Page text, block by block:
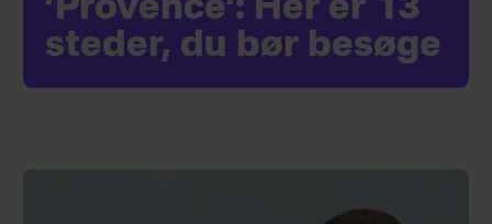
’Provence’: Her er 13
steder, du bør besøge